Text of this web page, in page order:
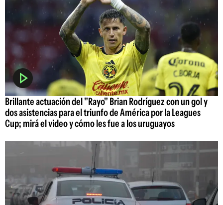
Brillante actuación del "Rayo" Brian Rodríguez con un gol y
dos asistencias para el triunfo de América por la Leagues
Cup; mirá el video y cómo les fue a los uruguayos